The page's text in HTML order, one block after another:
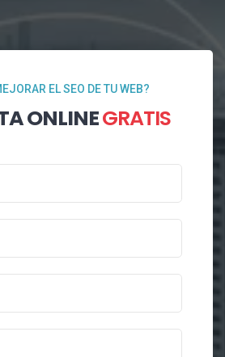
EL SEO DE TU WEB?
ONLINEGRATIS